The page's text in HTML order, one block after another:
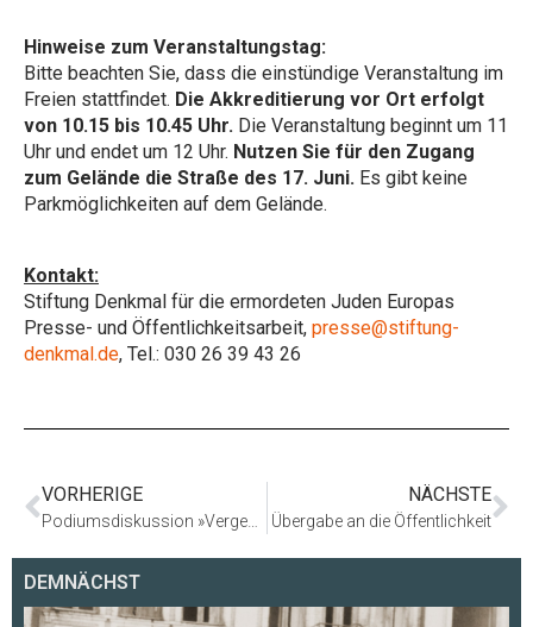
Hinweise zum Veranstaltungstag:
Bitte beachten Sie, dass die einstündige Veranstaltung im
Freien stattfindet. Die Akkreditierung vor Ort erfolgt
von 10.15 bis 10.45 Uhr. Die Veranstaltung beginnt um 11
Uhr und endet um 12 Uhr. Nutzen Sie für den Zugang
zum Gelände die Straße des 17. Juni. Es gibt keine
Parkmöglichkeiten auf dem Gelände.
Kontakt:
Stiftung Denkmal für die ermordeten Juden Europas
Presse- und Öffentlichkeitsarbeit, presse@stiftung-
denkmal.de, Tel.: 030 26 39 43 26
VORHERIGE NÄCHSTE
Übergabe an die Öffentlichkeit
DEMNÄCHST